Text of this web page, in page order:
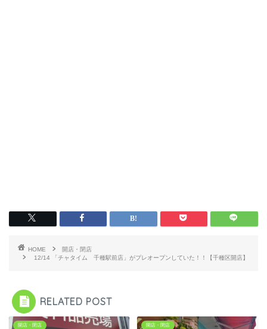
HOME
開店・閉店
12/14 「チャタイム 千種駅前店」がプレオープンしていた！！【千種区開店】
RELATED POST
開店・閉店 開店・閉店